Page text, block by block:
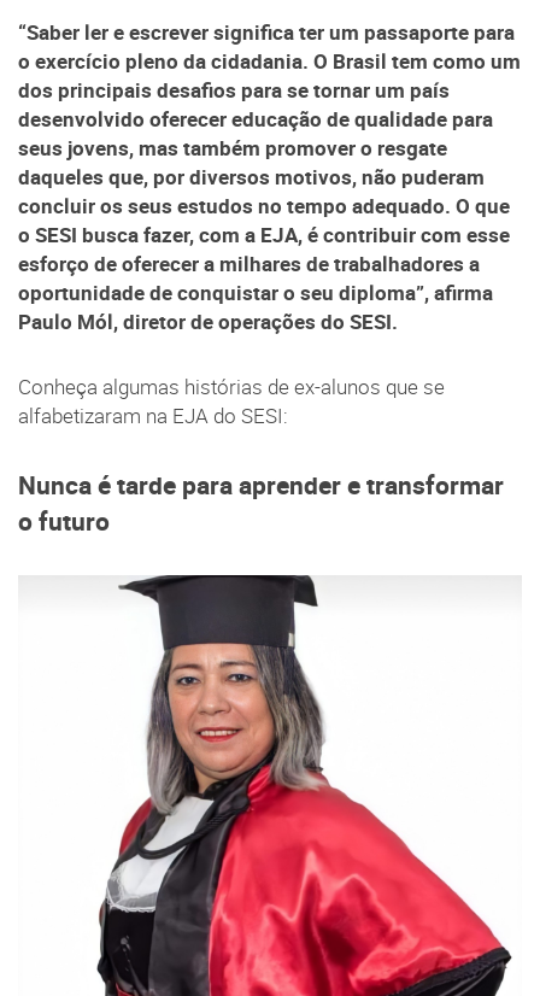
“Saber ler e escrever significa ter um passaporte para
o exercício pleno da cidadania. O Brasil tem como um
dos principais desafios para se tornar um país
desenvolvido oferecer educação de qualidade para
seus jovens, mas também promover o resgate
daqueles que, por diversos motivos, não puderam
concluir os seus estudos no tempo adequado. O que
o SESI busca fazer, com a EJA, é contribuir com esse
esforço de oferecer a milhares de trabalhadores a
oportunidade de conquistar o seu diploma”, afirma
Paulo Mól, diretor de operações do SESI.
Conheça algumas histórias de ex-alunos que se
alfabetizaram na EJA do SESI:
Nunca é tarde para aprender e transformar
o futuro